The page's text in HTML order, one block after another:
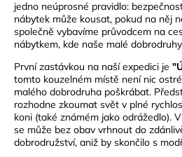
jedno neúprosné pravidlo:
nábytek může kousat, pokud na něj
společně vybavíme průvodcem na
nábytkem, kde naše malé
První zastávkou na naší expedici je
tomto kouzelném místě není nic
malého dobrodruha poškrábat.
rozhodne zkoumat svět v plné
koni (také známém jako odrážedlo).
se může bez obav vrhnout do
dobrodružství, aniž by skončilo s